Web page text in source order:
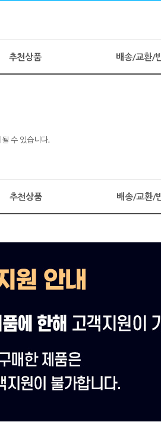
추천상품 배송/교환/
수 있습니다.
추천상품 배송/교환/